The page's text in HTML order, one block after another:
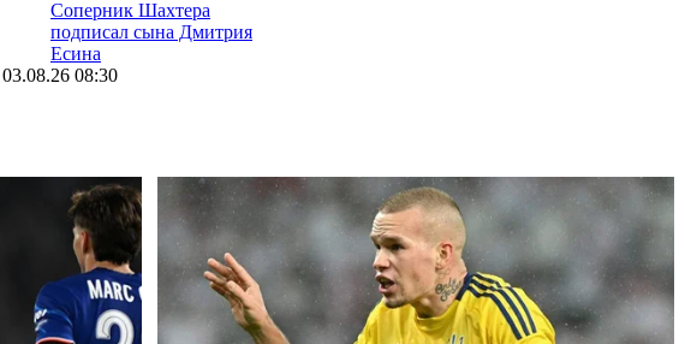
Соперник Шахтера
подписал сына Дмитрия
Есина
03.08.26 08:30
16.07.26 18:11
Сергей Палкин: Не тяните
нас в Советский Союз
12.07.26 12:31
Ротань: Туран поправил
слабое место Шахтера
последних лет